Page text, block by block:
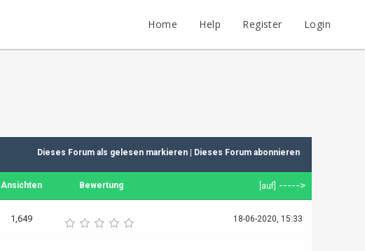
Home Help Register Login
Dieses Forum als gelesen markieren| Dieses Forum abonnieren
Ansichten Bewertung auf] ----->
1,649 18-06-2020, 15:33